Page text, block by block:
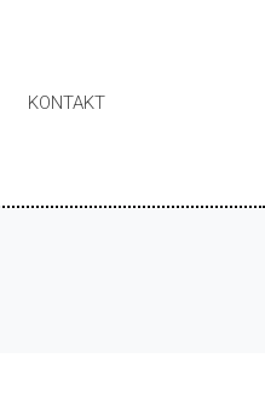
KONTAKT